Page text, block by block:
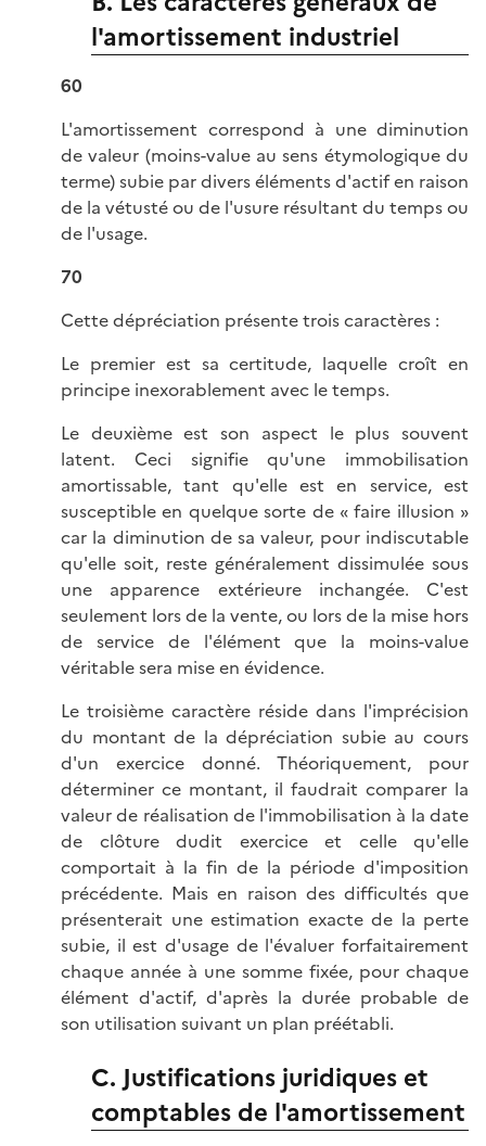
l'amortissement industriel
60
L'amortissement correspond à une diminution
de valeur (moins-value au sens étymologique du
terme) subie par divers éléments d'actif en raison
de la vétusté ou de l'usure résultant du temps ou
de l'usage.
70
Cette dépréciation présente trois caractères :
Le premier est sa certitude, laquelle croît en
principe inexorablement avec le temps.
Le deuxième est son aspect le plus souvent
latent. Ceci signifie qu'une immobilisation
amortissable, tant qu'elle est en service, est
susceptible en quelque sorte de « faire illusion »
car la diminution de sa valeur, pour indiscutable
qu'elle soit, reste généralement dissimulée sous
une apparence extérieure inchangée. C'est
seulement lors de la vente, ou lors de la mise hors
de service de l'élément que la moins-value
véritable sera mise en évidence.
Le troisième caractère réside dans l'imprécision
du montant de la dépréciation subie au cours
d'un exercice donné. Théoriquement, pour
déterminer ce montant, il faudrait comparer la
valeur de réalisation de l'immobilisation à la date
de clôture dudit exercice et celle qu'elle
comportait à la fin de la période d'imposition
précédente. Mais en raison des difficultés que
présenterait une estimation exacte de la perte
subie, il est d'usage de l'évaluer forfaitairement
chaque année à une somme fixée, pour chaque
élément d'actif, d'après la durée probable de
son utilisation suivant un plan préétabli.
C. Justifications juridiques et
comptables de l'amortissement